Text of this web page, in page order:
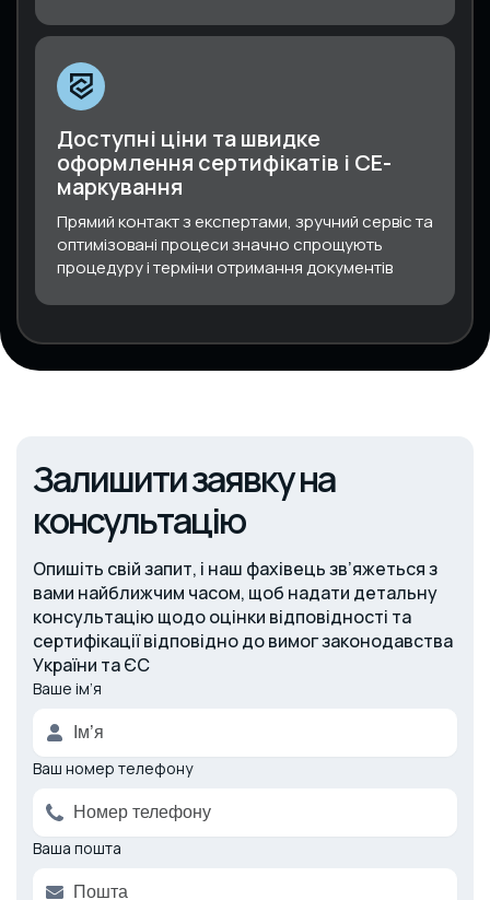
Доступні ціни та швидке
оформлення сертифікатів і СЕ-
маркування
Прямий контакт з експертами, зручний сервіс та
оптимізовані процеси значно спрощують
процедуру і терміни отримання документів
Залишити заявку на
консультацію
Опишіть свій запит, і наш фахівець зв’яжеться з
вами найближчим часом, щоб надати детальну
консультацію щодо оцінки відповідності та
сертифікації відповідно до вимог законодавства
України та ЄС
Ваше ім’я
Ваш номер телефону
Ваша пошта
Alternative: